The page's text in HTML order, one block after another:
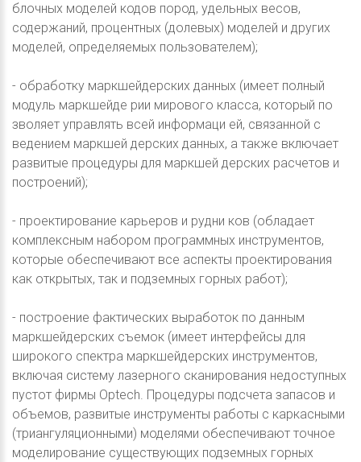
блочных моделей кодов пород, удельных весов,
содержаний, процентных (долевых) моделей и других
моделей, определяемых пользователем);
- обработку маркшейдерских данных (имеет полный
модуль маркшейде рии мирового класса, который по
зволяет управлять всей информаци ей, связанной с
ведением маркшей дерских данных, а также включает
развитые процедуры для маркшей дерских расчетов и
построений);
- проектирование карьеров и рудни ков (обладает
комплексным набором программных инструментов,
которые обеспечивают все аспекты проектирования
как открытых, так и подземных горных работ);
- построение фактических выработок по данным
маркшейдерских съемок (имеет интерфейсы для
широкого спектра маркшейдерских инструментов,
включая систему лазерного сканирования недоступных
пустот фирмы Optech. Процедуры подсчета запасов и
объемов, развитые инструменты работы с каркасными
(триангуляционными) моделями обеспечивают точное
моделирование существующих подземных горных